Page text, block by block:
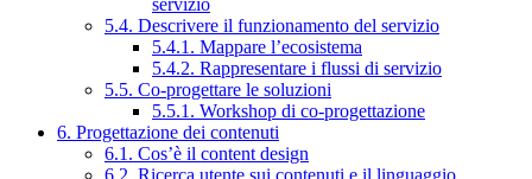
servizio
5.4. Descrivere il funzionamento del servizio
5.4.1. Mappare l’ecosistema
5.4.2. Rappresentare i flussi di servizio
5.5. Co-progettare le soluzioni
5.5.1. Workshop di co-progettazione
6. Progettazione dei contenuti
6.1. Cos’è il content design
6.2. Ricerca utente sui contenuti e il linguaggio